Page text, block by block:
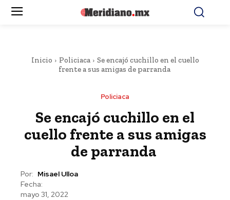
Inicio Policiaca
Se encajó cuchillo en el cuello
frente a sus amigas de parranda
Policiaca
Se encajó cuchillo en el
cuello frente a sus amigas
de parranda
Por: Misael Ulloa
Fecha:
mayo 31, 2022